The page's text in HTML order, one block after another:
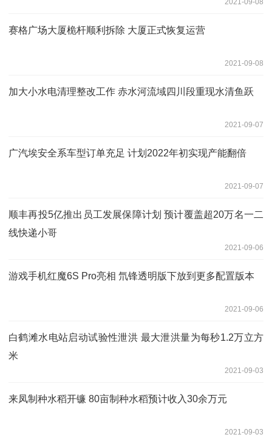
赛格广场大厦桅杆顺利拆除 大厦正式恢复运营
2021-09-08
加大小水电清理整改工作 赤水河流域四川段重现水清鱼跃
2021-09-07
广汽埃安全系车型订单充足 计划2022年初实现产能翻倍
2021-09-07
顺丰再投5亿推出员工发展保障计划 预计覆盖超20万名一二
线快递小哥
2021-09-06
游戏手机红魔6S Pro亮相 氘锋透明版下放到更多配置版本
2021-09-06
白鹤滩水电站启动试验性泄洪 最大泄洪量为每秒1.2万立方
米
2021-09-03
来凤制种水稻开镰 80亩制种水稻预计收入30余万元
2021-09-03